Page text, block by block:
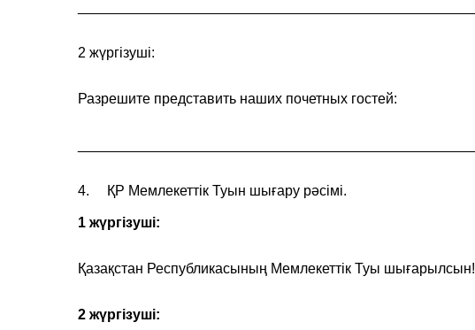
2 жүргізуші:
Разрешите представить наших почетных гостей:
4. ҚР Мемлекеттік Туын шығару рәсімі.
1 жүргізуші:
Қазақстан Республикасының Мемлекеттік Туы шығарылсын!
2 жүргізуші: